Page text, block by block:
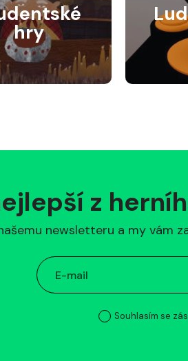
hry
z
newsletteru a my vám
Souhlasím se